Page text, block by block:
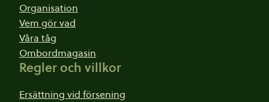
Organisation
Vem gör vad
Våra tåg
Ombordmagasin
Regler och villkor
Ersättning vid försening